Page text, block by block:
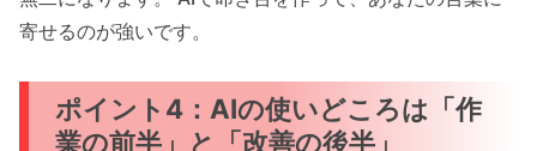
寄せるのが強いです。
ポイント4：AIの使いどころは「作
業の前半」と「改善の後半」